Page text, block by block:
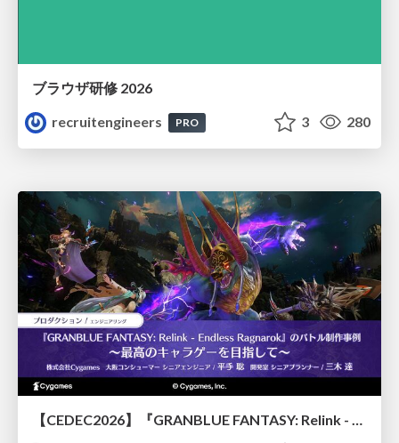
ブラウザ研修 2026
recruitengineers
PRO 3 280